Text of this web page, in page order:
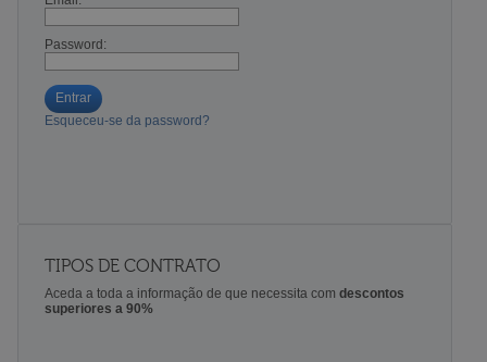
Password:
Entrar
Esqueceu-se da password?
TIPOS DE CONTRATO
Aceda a toda a informação de que necessita com descontos
superiores a 90%